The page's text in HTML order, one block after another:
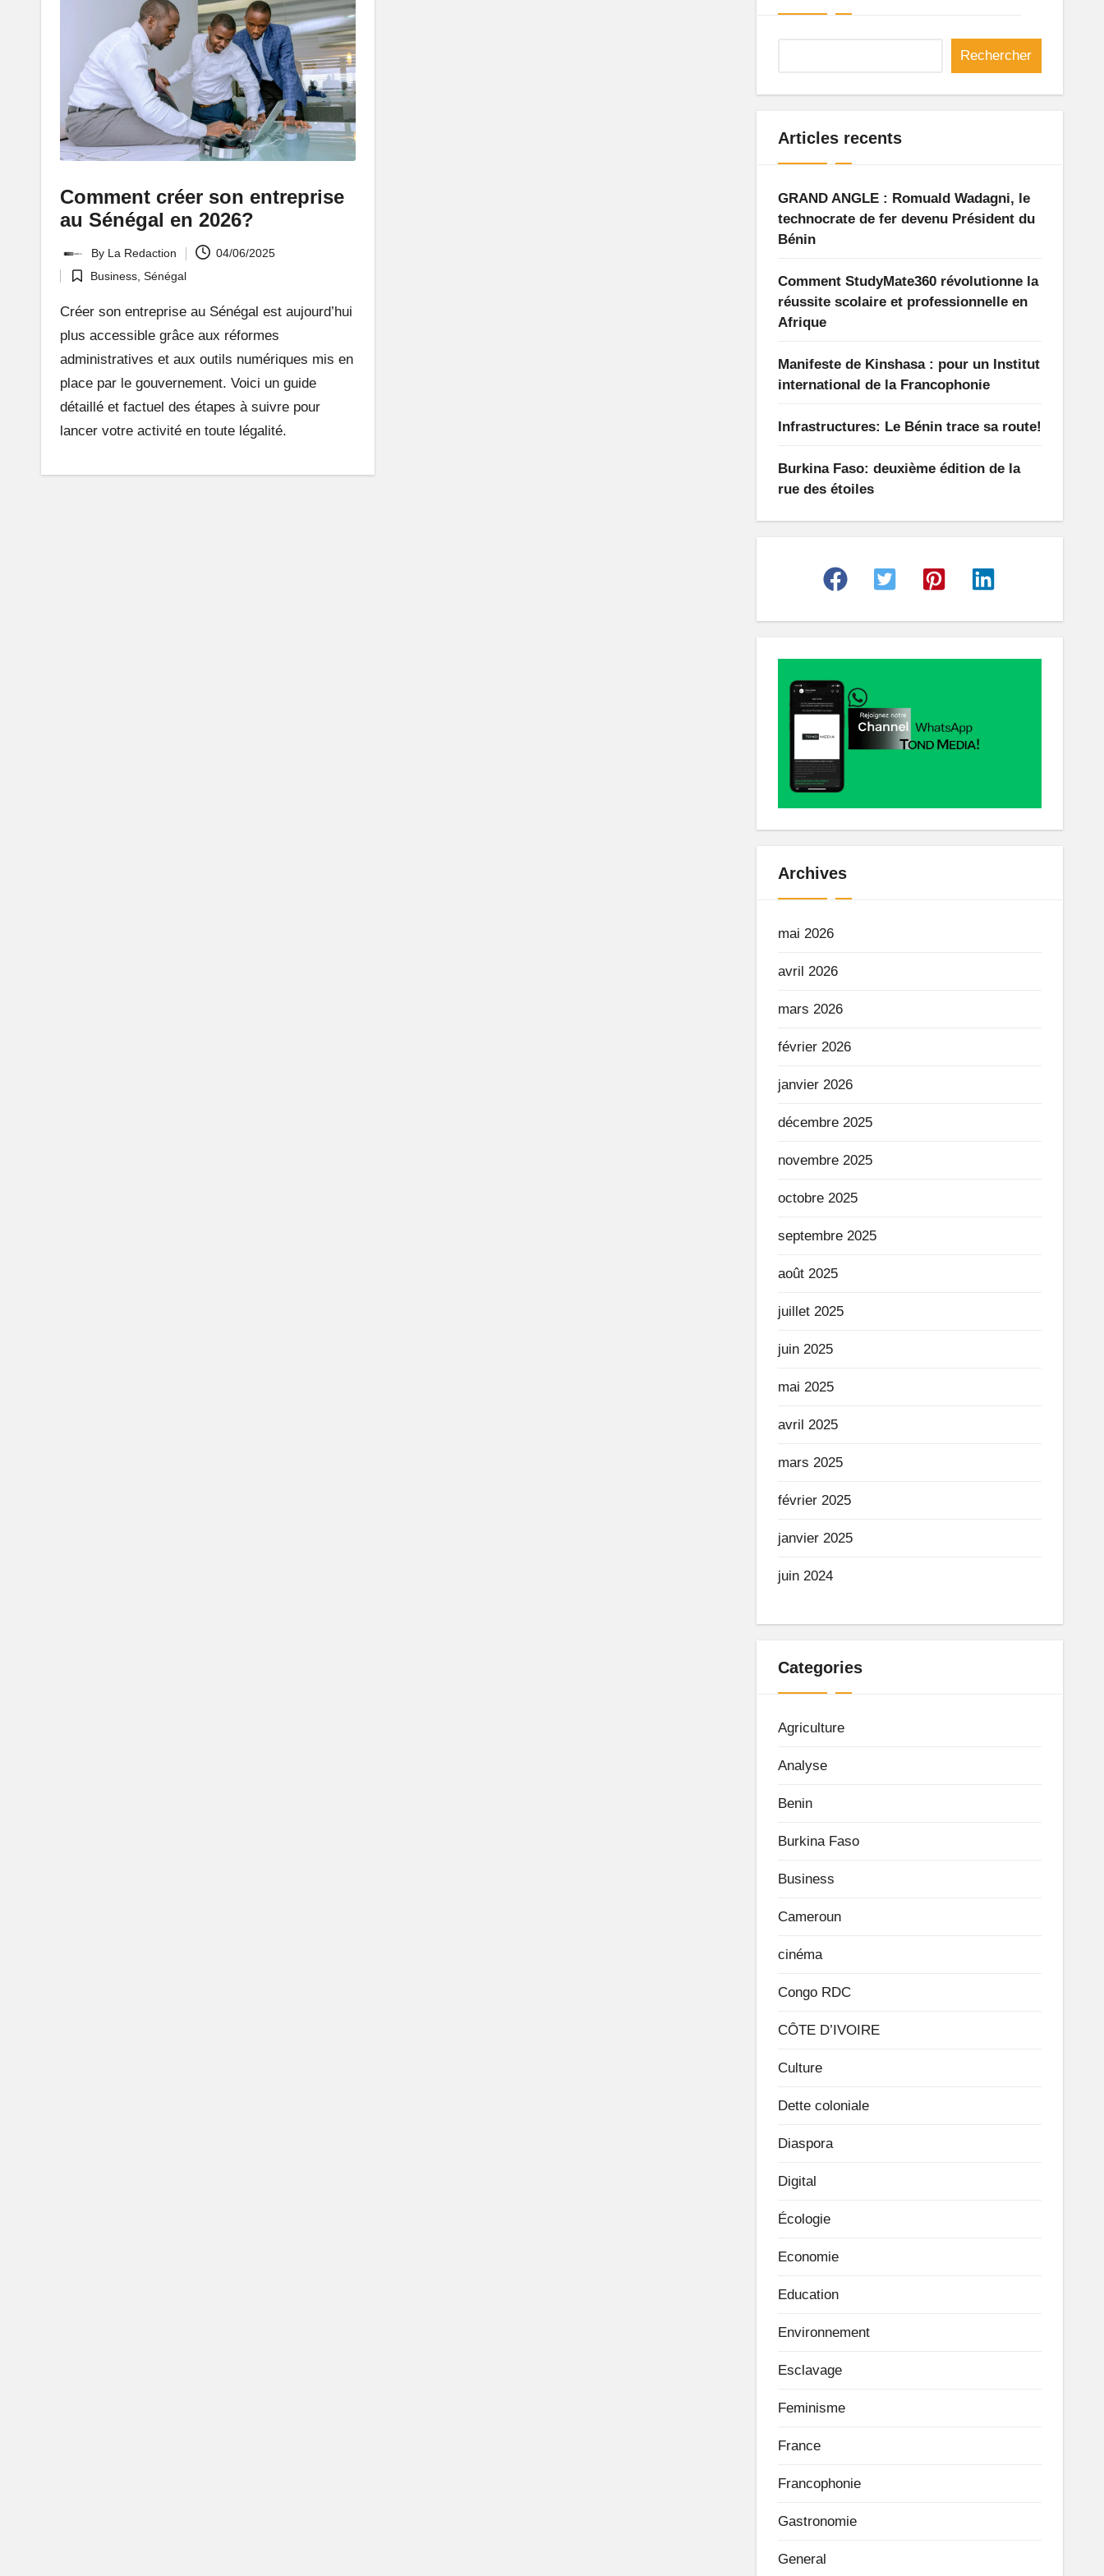
o
rt
ai
d
u
n
A
Comment créer son entreprise
au Sénégal en 2026?
by
By La Redaction 04/06/2025
Posted
in
Business ,Sénégal
Créer son entreprise au Sénégal est aujourd’hui
plus accessible grâce aux réformes
administratives et aux outils numériques mis en
place par le gouvernement. Voici un guide
détaillé et factuel des étapes à suivre pour
lancer votre activité en toute légalité.
Rechercher
Articles recents
GRAND ANGLE : Romuald Wadagni, le
technocrate de fer devenu Président du
Bénin
Comment StudyMate360 révolutionne la
réussite scolaire et professionnelle en
Afrique
Manifeste de Kinshasa : pour un Institut
international de la Francophonie
Infrastructures: Le Bénin trace sa route!
Burkina Faso: deuxième édition de la
rue des étoiles
Archives
mai 2026
avril 2026
mars 2026
février 2026
janvier 2026
décembre 2025
novembre 2025
octobre 2025
septembre 2025
août 2025
juillet 2025
juin 2025
mai 2025
avril 2025
mars 2025
février 2025
janvier 2025
juin 2024
Categories
Agriculture
Analyse
Benin
Burkina Faso
Business
Cameroun
cinéma
Congo RDC
CÔTE D’IVOIRE
Culture
Dette coloniale
Diaspora
Digital
Écologie
Economie
Education
Environnement
Esclavage
Feminisme
France
Francophonie
Gastronomie
General